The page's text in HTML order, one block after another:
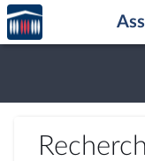
Aller au contenu
Aller en bas de la
Accèder
à la
page